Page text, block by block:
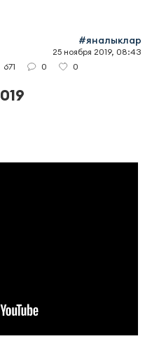
#яналыклар
25 ноября 2019, 08:43
671
0 0